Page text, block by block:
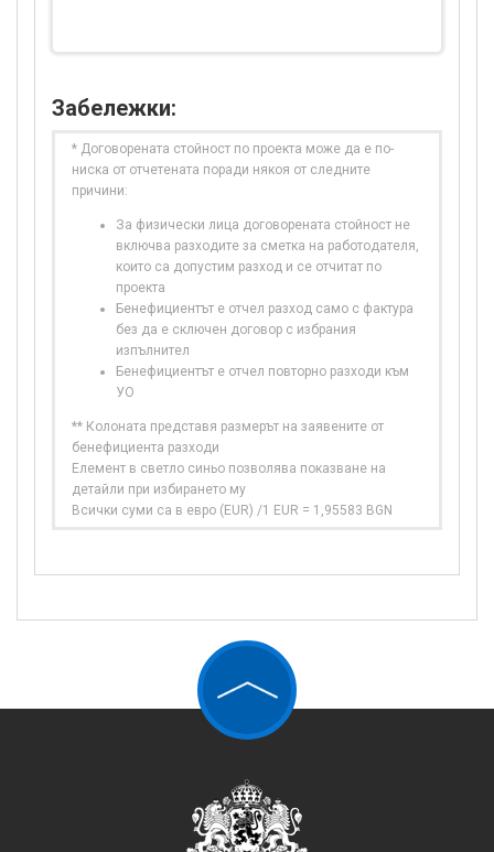
Забележки:
* Договорената стойност по проекта може да е по-
ниска от отчетената поради някоя от следните
причини:
За физически лица договорената стойност не
включва разходите за сметка на работодателя,
които са допустим разход и се отчитат по
проекта
Бенефициентът е отчел разход само с фактура
без да е сключен договор с избрания
изпълнител
Бенефициентът е отчел повторно разходи към
УО
** Колоната представя размерът на заявените от
бенефициента разходи
Елемент в светло синьо позволява показване на
детайли при избирането му
Всички суми са в евро (EUR) /1 EUR = 1,95583 BGN